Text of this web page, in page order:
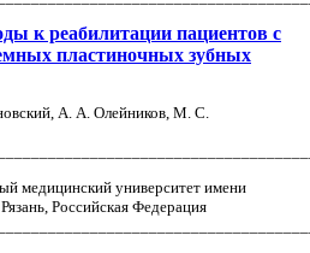
к реабилитации пациентов с
пластиночных зубных
А. А. Олейников, М. С.
медицинский университет имени
Российская Федерация